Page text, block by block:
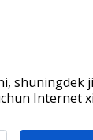
shuningdek
Internet